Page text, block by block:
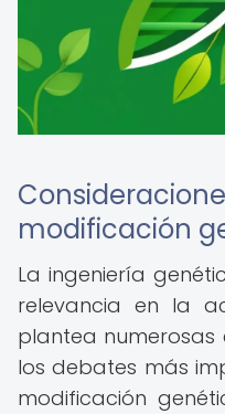
modificación
La ingeniería
relevancia en la
plantea numerosas
los debates más
modificación